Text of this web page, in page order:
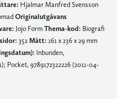
Hjalmar Manfred Svensson
Originalutgåvans
Jojo FormThema-kod: Biografi
352 Mått: 161 x 236 x 29 mm
Inbunden,
Pocket, 9789172322226 (2011-04-